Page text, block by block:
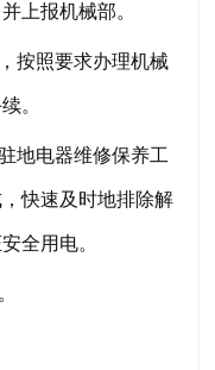
上报机械部。
按照要求办理机械
。
地电器维修保养工
快速及时地排除解
全用电。